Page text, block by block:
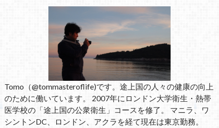
Tomo（@tommasteroflife)です。途上国の人々の健康の向上
のために働いています。 2007年にロンドン大学衛生・熱帯
医学校の「途上国の公衆衛生」コースを修了。 マニラ、ワ
シントンDC、ロンドン、アクラを経て現在は東京勤務。